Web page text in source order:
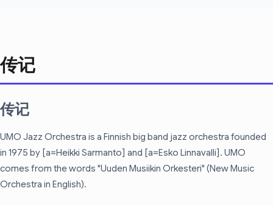
传记
传记
UMO Jazz Orchestra is a Finnish big band jazz orchestra founded
in 1975 by [a=Heikki Sarmanto] and [a=Esko Linnavalli]. UMO
comes from the words "Uuden Musiikin Orkesteri" (New Music
Orchestra in English).